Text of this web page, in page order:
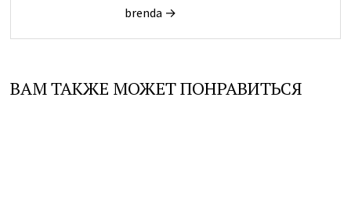
brenda →
ВАМ ТАКЖЕ МОЖЕТ ПОНРАВИТЬСЯ